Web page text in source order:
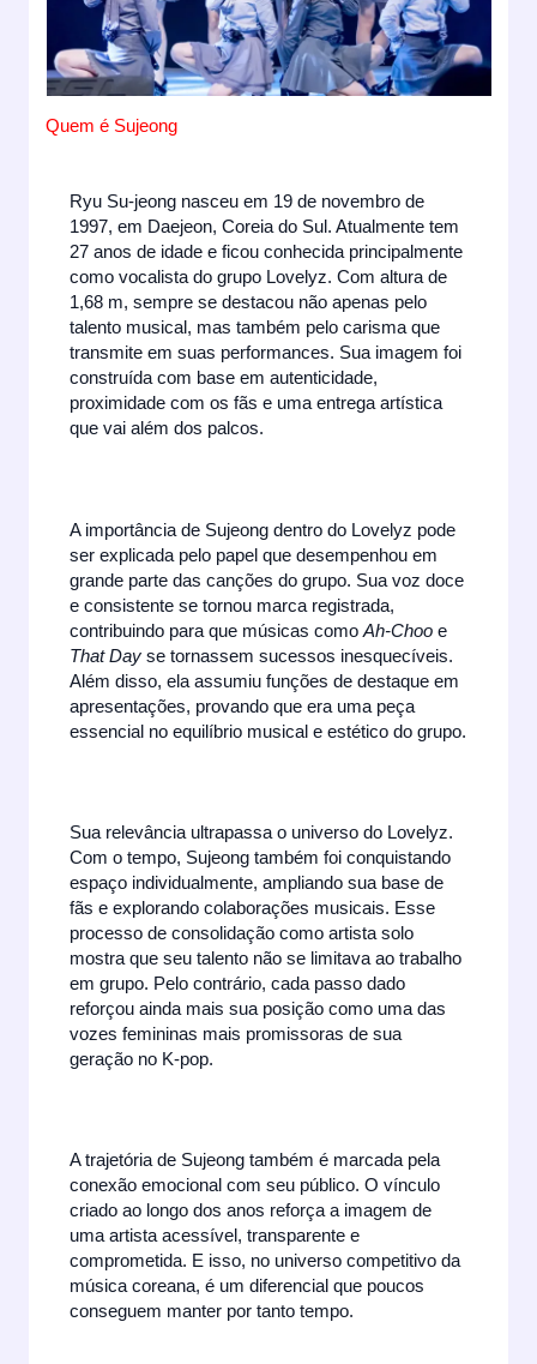
Quem é Sujeong
Ryu Su-jeong nasceu em 19 de novembro de
1997, em Daejeon, Coreia do Sul. Atualmente tem
27 anos de idade e ficou conhecida principalmente
como vocalista do grupo Lovelyz. Com altura de
1,68 m, sempre se destacou não apenas pelo
talento musical, mas também pelo carisma que
transmite em suas performances. Sua imagem foi
construída com base em autenticidade,
proximidade com os fãs e uma entrega artística
que vai além dos palcos.
A importância de Sujeong dentro do Lovelyz pode
ser explicada pelo papel que desempenhou em
grande parte das canções do grupo. Sua voz doce
e consistente se tornou marca registrada,
contribuindo para que músicas comoAh-Choo e
That Day se tornassem sucessos inesquecíveis.
Além disso, ela assumiu funções de destaque em
apresentações, provando que era uma peça
essencial no equilíbrio musical e estético do grupo.
Sua relevância ultrapassa o universo do Lovelyz.
Com o tempo, Sujeong também foi conquistando
espaço individualmente, ampliando sua base de
fãs e explorando colaborações musicais. Esse
processo de consolidação como artista solo
mostra que seu talento não se limitava ao trabalho
em grupo. Pelo contrário, cada passo dado
reforçou ainda mais sua posição como uma das
vozes femininas mais promissoras de sua
geração no K-pop.
A trajetória de Sujeong também é marcada pela
conexão emocional com seu público. O vínculo
criado ao longo dos anos reforça a imagem de
uma artista acessível, transparente e
comprometida. E isso, no universo competitivo da
música coreana, é um diferencial que poucos
conseguem manter por tanto tempo.